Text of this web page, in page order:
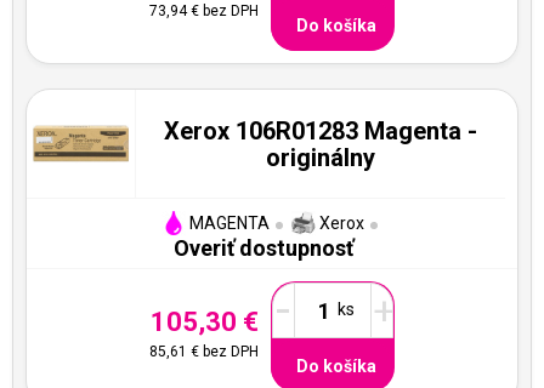
73,94 € bez DPH
Do košíka
Xerox 106R01283 Magenta -
originálny
MAGENTA Xerox
Overiť dostupnosť
105,30 €
85,61 € bez DPH
- +
Do košíka